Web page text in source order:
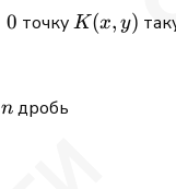
0 точкуK(x,
K(x, y)
n
n дробь